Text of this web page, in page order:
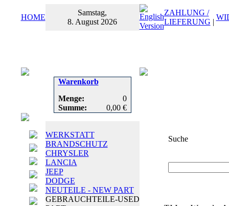
HOME
Samstag,
8. August 2026
ZAHLUNG /
LIEFERUNG |
Warenkorb
Menge:
0
Summe:
0,00 €
WERKSTATT
BRANDSCHUTZ
CHRYSLER
LANCIA
JEEP
DODGE
NEUTEILE - NEW PART
GEBRAUCHTEILE-USED
Suche